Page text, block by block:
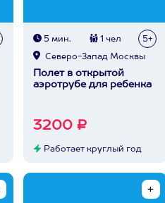
5 мин. 1 чел 5+
Северо-Запад Москвы
Полет в открытой
аэротрубе для ребенка
3200 ₽
Работает круглый год